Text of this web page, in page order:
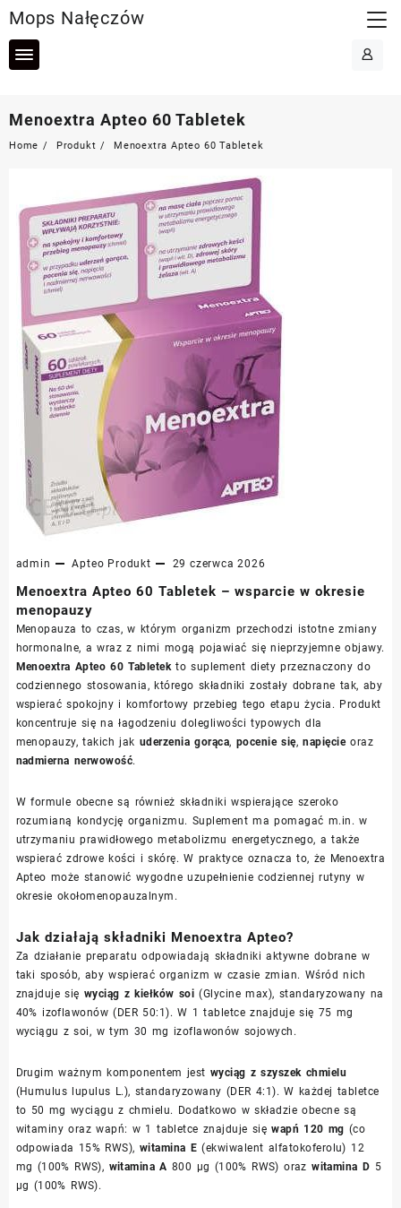
to
content
Mops Nałęczów
Menoextra Apteo 60 Tabletek
Home Produkt Menoextra Apteo 60 Tabletek
admin Apteo Produkt 29 czerwca 2026
Menoextra Apteo 60 Tabletek – wsparcie w okresie
menopauzy
Menopauza to czas, w którym organizm przechodzi istotne zmiany
hormonalne, a wraz z nimi mogą pojawiać się nieprzyjemne objawy.
Menoextra Apteo 60 Tabletek to suplement diety przeznaczony do
codziennego stosowania, którego składniki zostały dobrane tak, aby
wspierać spokojny i komfortowy przebieg tego etapu życia. Produkt
koncentruje się na łagodzeniu dolegliwości typowych dla
menopauzy, takich jak uderzenia gorąca, pocenie się,napięcieoraz
nadmierna nerwowość.
W formule obecne są również składniki wspierające szeroko
rozumianą kondycję organizmu. Suplement ma pomagać m.in. w
utrzymaniu prawidłowego metabolizmu energetycznego, a także
wspierać zdrowe kości i skórę. W praktyce oznacza to, że Menoextra
Apteo może stanowić wygodne uzupełnienie codziennej rutyny w
okresie okołomenopauzalnym.
Jak działają składniki Menoextra Apteo?
Za działanie preparatu odpowiadają składniki aktywne dobrane w
taki sposób, aby wspierać organizm w czasie zmian. Wśród nich
znajduje się wyciąg z kiełków soi (Glycine max), standaryzowany na
40% izoflawonów (DER 50:1). W 1 tabletce znajduje się 75 mg
wyciągu z soi, w tym 30 mg izoflawonów sojowych.
Drugim ważnym komponentem jest wyciąg z szyszek chmielu
(Humulus lupulus L.), standaryzowany (DER 4:1). W każdej tabletce
to 50 mg wyciągu z chmielu. Dodatkowo w składzie obecne są
witaminy oraz wapń: w 1 tabletce znajduje sięwapń 120 mg (co
odpowiada 15% RWS), witamina E (ekwiwalent alfatokoferolu) 12
mg (100% RWS), witamina A 800 µg (100% RWS) orazwitamina D 5
µg (100% RWS).